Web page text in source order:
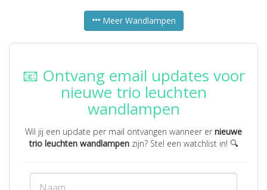
Meer Wandlampen
📧 Ontvang email updates voor
nieuwe trio leuchten
wandlampen
Wil jij een update per mail ontvangen wanneer er nieuwe
trio leuchten wandlampenzijn? Stel een watchlist in! 🔍